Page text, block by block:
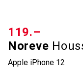
Noreve
Apple iPhone 12
CHF
119.–